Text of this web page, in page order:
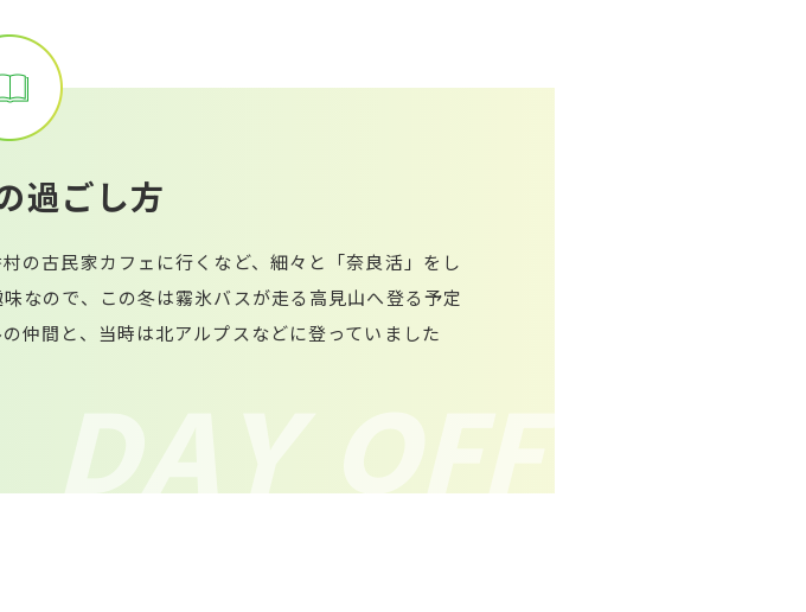
過ごし方
の古民家カフェに行くなど、細々と「奈良活」をし
なので、この冬は霧氷バスが走る高見山へ登る予定
仲間と、当時は北アルプスなどに登っていました